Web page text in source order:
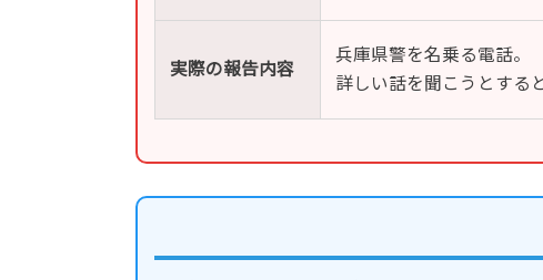
実際の報告内容
兵庫県警を名乗る電話。
詳しい話を聞こうとする